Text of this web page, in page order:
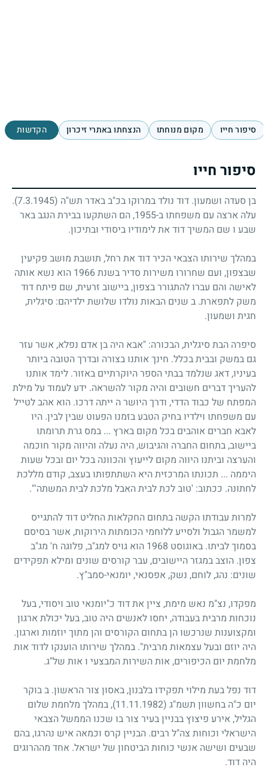
סיפור חייו מקום מנוחתו הנצחתו באתרי זיכרון הקדשות
סיפור חייו
בן סעדה ושמעון. דוד נולד במרוקו בכ"ב באדר תש"ה (7.3.1945)
.
עלה ארצה עם משפחתו ב-1955, הם השתקעו בבירת הנגב באר
שבע ו שם המשיך דוד את לימודיו ביסודי ובתיכון.
במהלך שירותו הצבאי הכיר דוד את רחל, תושבת מושב פקיעין
שבצפון, ועם שחרורו משירות סדיר בשנת 1966 הוא נשא אותה
לאישה והם עברו להתגורר בצפון, ביישוב זרעית, שם פיתח דוד
משק לתפארת. ב שנים הבאות נולדו שלושת ילדיהם: סיגלית,
חגית ושמעון.
סיפרה הבת סיגלית, הבכורה: "אבא היה בן אדם נפלא, אשר עזר
גם במשק ובבית בכלל. חינך אותנו בצורה ובדרך הטובה ביותר
בעיניו, דאג שנלמד בבתי הספר היוקרתיים באזור. לימד אותנו
להעריך דברים חשובים והיה מקור להשראה. ידע לעמוד על מילת
המפתח של כבוד הדדי, ודרך היושר ה ייתה דרכו. הוא אהב לטייל
עם משפחתו וילדיו בחיק הטבע בזמנו הפעוט שבין לבין. היו
לאבא חברים אוהבים בכל מקום בארץ ... במס גרת תרומתו
ביישוב, בתחום החברה והגיבוש, היה נעלה והיווה מקור חוכמה
והערצה וביתנו היווה מקום לייעוץ והכוונה בכל יום ובכל שעות
היממה ... תכונתו המרכזית היא השתתפותו בעצב, קודם מללכת
לחתונה. ככתוב: 'טוב לכת לבית האבל מלכת לבית המשתה'".
למרות עבודתו הקשה בתחום החקלאות החליט דוד להתגייס
למשמר הגבול ולסייע ללוחמי הכומתות הירוקות, אשר בסיסם
בסמוך לביתו. באוגוסט 1968 הוא גויס למג"ב, פלוגה ח' מג"ב
צפון. הוצב במגזר היישובים, עבר קורסים שונים ומילא תפקידים
שונים: נהג, לוחם, נשק, אפסנאי, יומנאי-סמב"ץ.
מפקדו, נצ"מ נאש מימת, ציין את דוד כ"יומנאי טוב ויסודי, בעל
נוכחות מרבית בעבודה, יחסו לאנשים היה טוב, בעל יכולת ארגון
ומקצוענות שנרכשו הן בתחום הקורסים והן מתוך יוזמות וארגון.
היה יוזם ובעל עצמאות מרבית". במהלך שירותו הוענקו לדוד אות
מלחמת יום הכיפורים, אות השירות המבצעי ו אות של"ג.
דוד נפל בעת מילוי תפקידו בלבנון, באסון צור הראשון. ב בוקר
יום כ"ה בחשוון תשמ"ג (11.11.1982)
, במהלך מלחמת שלום
הגליל, אירע פיצוץ בבניין בעיר צור בו שכנו הממשל הצבאי
הישראלי וכוחות צה"ל רבים. הבניין קרס וכמאה איש נהרגו, בהם
שבעים ושישה אנשי כוחות הביטחון של ישראל. אחד מההרוגים
היה דוד.